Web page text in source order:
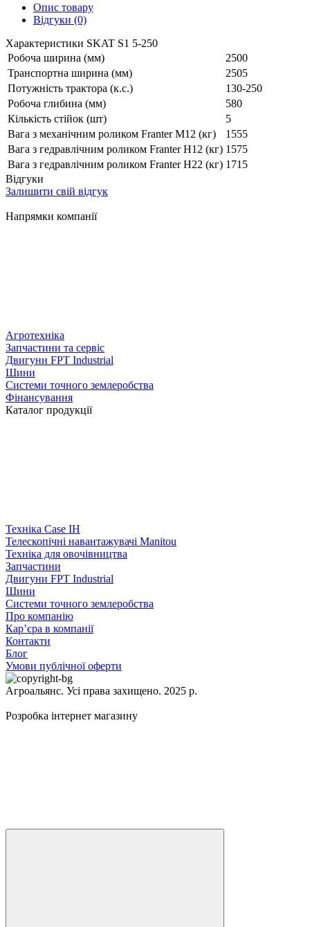
Опис товару
Відгуки (0)
Характеристики SKAT S1 5-250
Робоча ширина (мм)
2500
Транспортна ширина (мм)
2505
Потужність трактора (к.с.)
130-250
Робоча глибина (мм)
580
Кількість стійок (шт)
5
Вага з механічним роликом Franter M12 (кг)
1555
Вага з гедравлічним роликом Franter Н12 (кг) 1575
Вага з гедравлічним роликом Franter Н22 (кг) 1715
Відгуки
Залишити свій відгук
Напрямки компанії
Агротехніка
Запчастини та сервіс
Двигуни FPT Industrial
Шини
Системи точного землеробства
Фінансування
Каталог продукції
Техніка Case IH
Телескопічні навантажувачі Manitou
Техніка для овочівництва
Запчастини
Двигуни FPT Industrial
Шини
Системи точного землеробства
Про компанію
Кар’єра в компанії
Контакти
Блог
Умови публічної оферти
Агроальянс. Усі права захищено. 2025 р.
Розробка інтернет магазину